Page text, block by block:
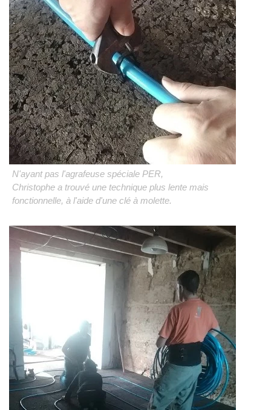
N'ayant pas l'agrafeuse spéciale PER,
Christophe a trouvé une technique plus lente mais
fonctionnelle, à l'aide d'une clé à molette.